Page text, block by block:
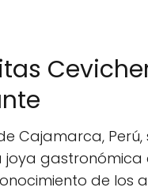
Cajamarca, Perú,
joya gastronómica
de los